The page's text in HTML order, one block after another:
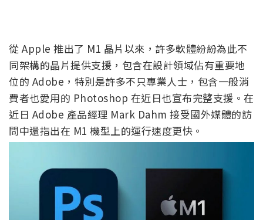
從 Apple 推出了 M1 晶片以來，許多軟體紛紛為此不
同架構的晶片提供支援，包含在設計領域佔有重要地
位的 Adobe，特別是許多不只專業人士，包含一般消
費者也愛用的 Photoshop 在近日也宣布完整支援。在
近日 Adobe 產品經理 Mark Dahm 接受國外媒體的訪
問中還指出在 M1 機型上的運行速度更快。